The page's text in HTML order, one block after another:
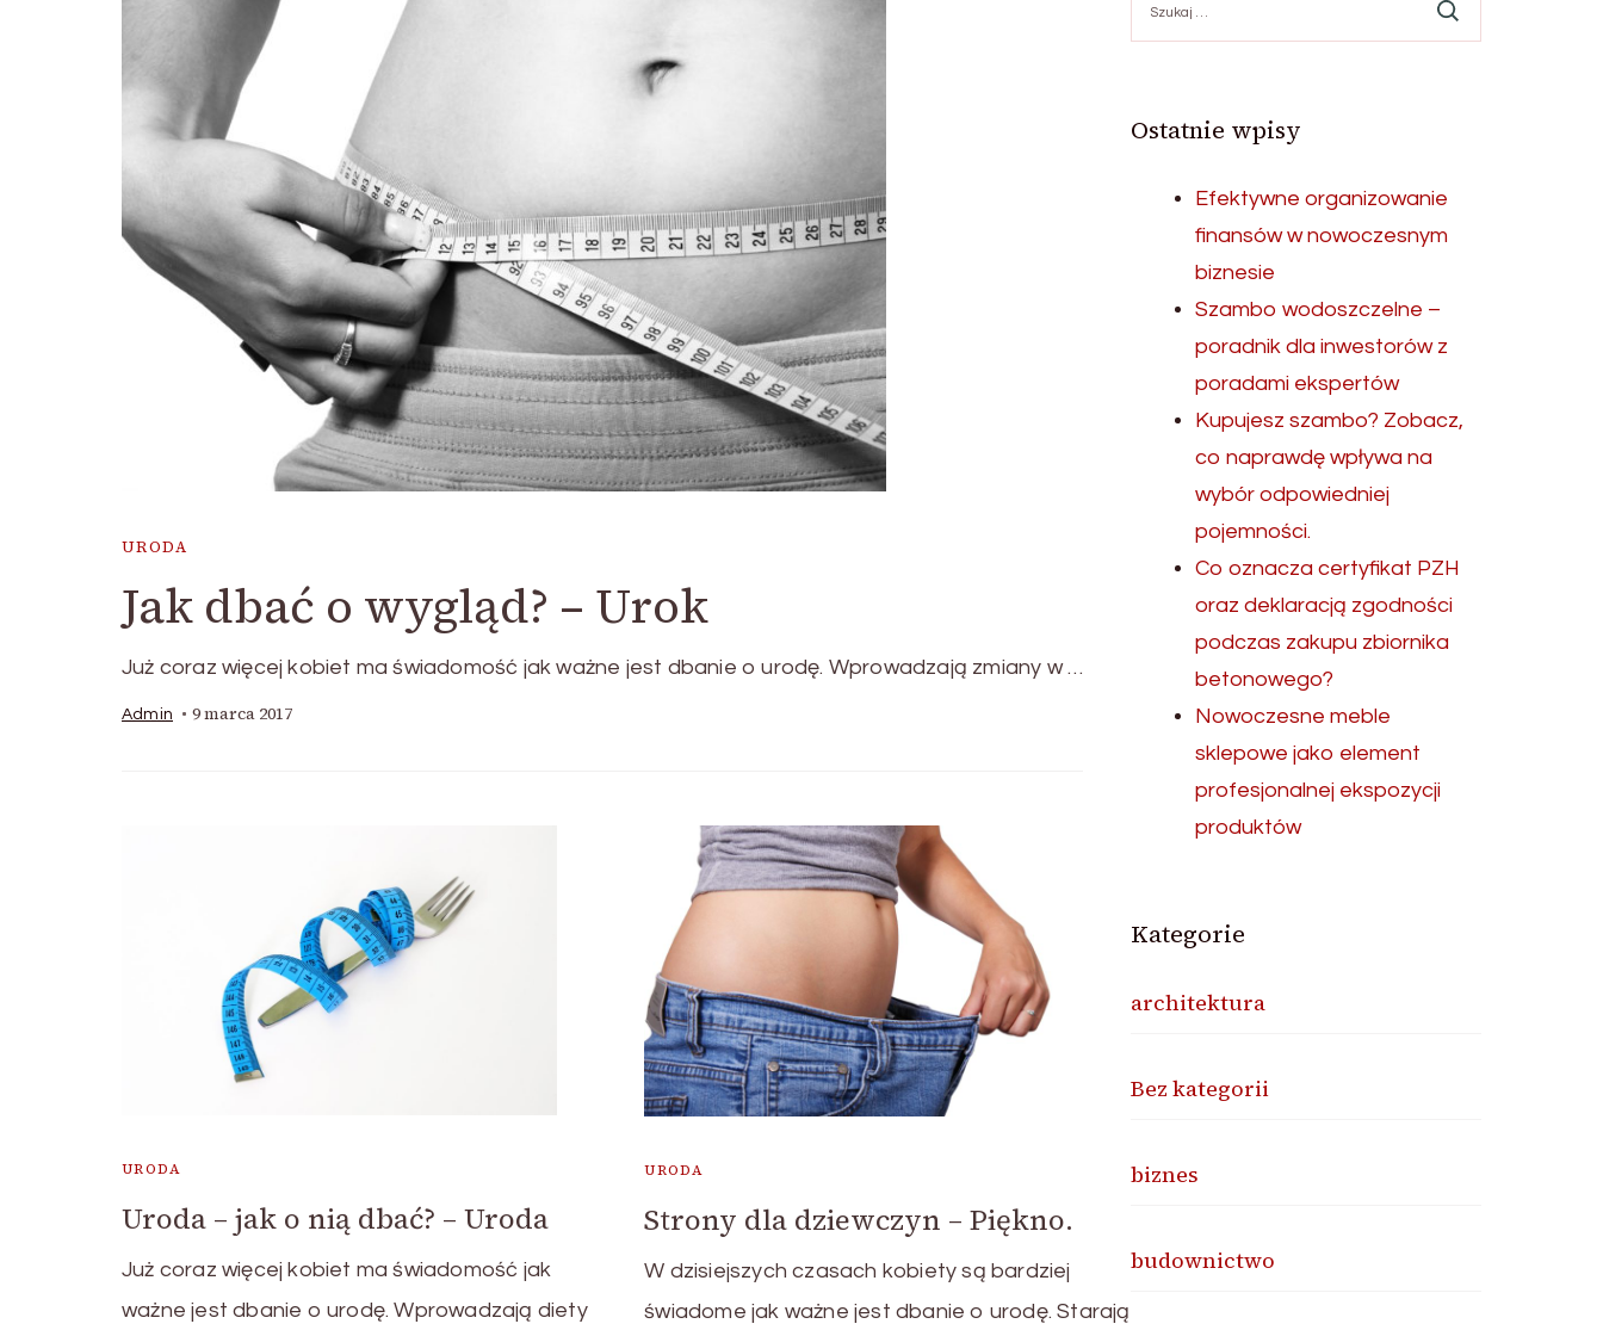
URODA
Jak dbać o wygląd? – Urok
Już coraz więcej kobiet ma świadomość jak ważne jest dbanie o urodę. Wprowadzają zmiany w …
Admin 9 marca 2017
URODA
Uroda – jak o nią dbać? – Uroda
Już coraz więcej kobiet ma świadomość jak
ważne jest dbanie o urodę. Wprowadzają diety
URODA
Strony dla dziewczyn – Piękno.
W dzisiejszych czasach kobiety są bardziej
świadome jak ważne jest dbanie o urodę. Starają
Ostatnie wpisy
Efektywne organizowanie
finansów w nowoczesnym
biznesie
Szambo wodoszczelne –
poradnik dla inwestorów z
poradami ekspertów
Kupujesz szambo? Zobacz,
co naprawdę wpływa na
wybór odpowiedniej
pojemności.
Co oznacza certyfikat PZH
oraz deklaracją zgodności
podczas zakupu zbiornika
betonowego?
Nowoczesne meble
sklepowe jako element
profesjonalnej ekspozycji
produktów
Kategorie
architektura
Bez kategorii
biznes
budownictwo